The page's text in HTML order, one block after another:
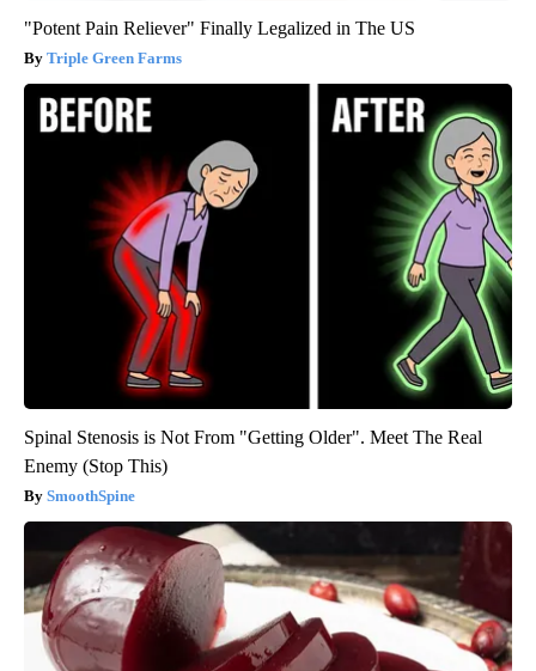
"Potent Pain Reliever" Finally Legalized in The US
Triple Green Farms
Spinal Stenosis is Not From "Getting Older". Meet The Real
Enemy (Stop This)
SmoothSpine